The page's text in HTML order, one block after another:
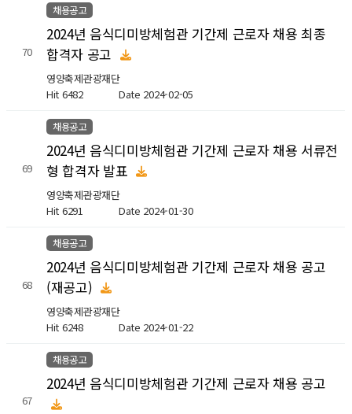
70
채용공고
2024년 음식디미방체험관 기간제 근로자 채용 최종
합격자 공고
영양축제관광재단
Hit 6482 Date 2024-02-05
69
채용공고
2024년 음식디미방체험관 기간제 근로자 채용 서류전
형 합격자 발표
영양축제관광재단
Hit 6291 Date 2024-01-30
68
채용공고
2024년 음식디미방체험관 기간제 근로자 채용 공고
(재공고)
영양축제관광재단
Hit 6248 Date 2024-01-22
67
채용공고
2024년 음식디미방체험관 기간제 근로자 채용 공고